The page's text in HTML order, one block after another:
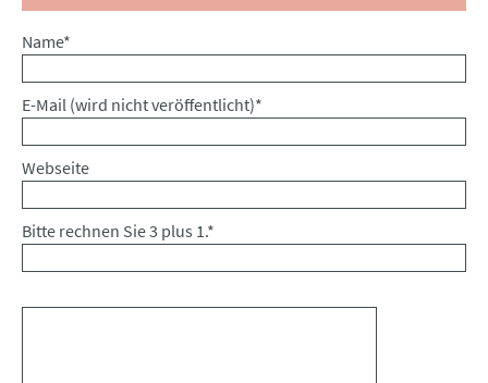
Pflichtfeld
Name*
Pflichtfeld
E-Mail (wird nicht veröffentlicht)*
Webseite
Bitte rechnen Sie 3 plus 1.*